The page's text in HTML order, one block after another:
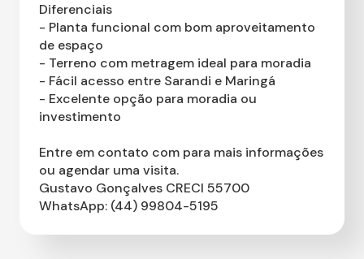
Diferenciais
- Planta funcional com bom aproveitamento
de espaço
- Terreno com metragem ideal para moradia
- Fácil acesso entre Sarandi e Maringá
- Excelente opção para moradia ou
investimento
Entre em contato com para mais informações
ou agendar uma visita.
Gustavo Gonçalves CRECI 55700
WhatsApp: (44) 99804-5195